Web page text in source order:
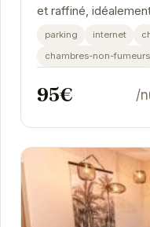
et raffiné,
trésors d'Honfleur.
parking internet
chambres-non-fumeurs
95€ /